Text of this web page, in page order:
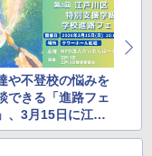
や不登校の悩みを
できる「進路フェ
、3月15日に江戸
で開催